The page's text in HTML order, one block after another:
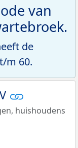
van
de
m 60.
huishoudens